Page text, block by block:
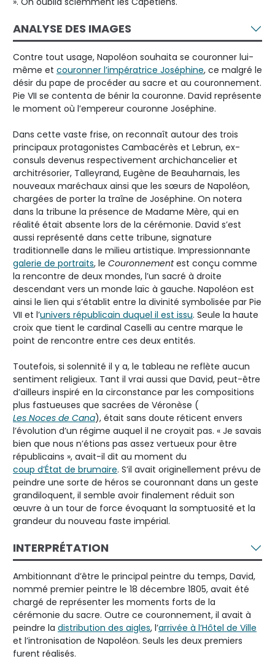
ANALYSE DES IMAGES
Contre tout usage, Napoléon souhaita se couronner lui-
même et couronner l’impératrice Joséphine, ce malgré le
désir du pape de procéder au sacre et au couronnement.
Pie VII se contenta de bénir la couronne. David représente
le moment où l’empereur couronne Joséphine.
Dans cette vaste frise, on reconnaît autour des trois
principaux protagonistes Cambacérès et Lebrun, ex-
consuls devenus respectivement archichancelier et
architrésorier, Talleyrand, Eugène de Beauharnais, les
nouveaux maréchaux ainsi que les sœurs de Napoléon,
chargées de porter la traîne de Joséphine. On notera
dans la tribune la présence de Madame Mère, qui en
réalité était absente lors de la cérémonie. David s’est
aussi représenté dans cette tribune, signature
traditionnelle dans le milieu artistique. Impressionnante
galerie de portraits, le Couronnementest conçu comme
la rencontre de deux mondes, l’un sacré à droite
descendant vers un monde laïc à gauche. Napoléon est
ainsi le lien qui s’établit entre la divinité symbolisée par Pie
VII et l’univers républicain duquel il est issu. Seule la haute
croix que tient le cardinal Caselli au centre marque le
point de rencontre entre ces deux entités.
Toutefois, si solennité il y a, le tableau ne reflète aucun
sentiment religieux. Tant il vrai aussi que David, peut-être
d’ailleurs inspiré en la circonstance par les compositions
plus fastueuses que sacrées de Véronèse (
Les Noces de Cana), était sans doute réticent envers
l’évolution d’un régime auquel il ne croyait pas. « Je savais
bien que nous n’étions pas assez vertueux pour être
républicains », avait-il dit au moment du
coup d’État de brumaire. S’il avait originellement prévu de
peindre une sorte de héros se couronnant dans un geste
grandiloquent, il semble avoir finalement réduit son
œuvre à un tour de force évoquant la somptuosité et la
grandeur du nouveau faste impérial.
INTERPRÉTATION
Ambitionnant d’être le principal peintre du temps, David,
nommé premier peintre le 18 décembre 1805, avait été
chargé de représenter les moments forts de la
cérémonie du sacre. Outre ce couronnement, il avait à
peindre la distribution des aigles, l’arrivée à l’Hôtel de Ville
et l’intronisation de Napoléon. Seuls les deux premiers
furent réalisés.